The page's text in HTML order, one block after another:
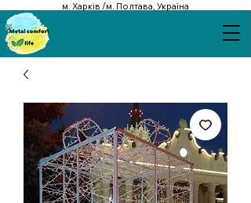
м. Харків /м. Полтава, Україна